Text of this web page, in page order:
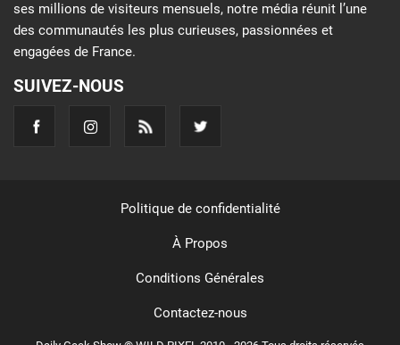
ses millions de visiteurs mensuels, notre média réunit l’une
des communautés les plus curieuses, passionnées et
engagées de France.
SUIVEZ-NOUS
Politique de confidentialité
À Propos
Conditions Générales
Contactez-nous